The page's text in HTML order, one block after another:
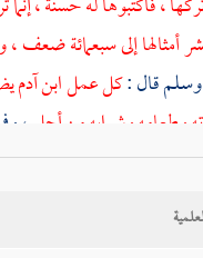
أمثالها إلى سبعمائة ضعف
قال :كل عمل ابن آدم
وطعامه وشرابه من أجلي ،
وسلم قال :يقول الله :
صلى الله عليه وسلم ، قال :